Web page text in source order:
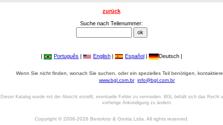
zurück
Suche nach Teilenummer:
| Português | English | Español | Deutsch |
Wenn Sie nicht finden, wonach Sie suchen, oder ein spezielles Teil benötigen,
www.bgl.com.br info@bgl.com.br
Dieser Katalog wurde mit der Absicht erstellt, eventuelle Fehler zu vermeiden. BGL behält sich das Recht
vorherige Ankündigung zu ändern.
Copyright © 2006-2026 Bertoloto & Grotta Ltda. All rights reserved.